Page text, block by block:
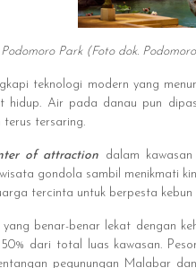
Park (Foto dok.
teknologi modern yang
Air pada danau pun
terus tersaring.
of attraction dalam
gondola sambil menikmati
tercinta untuk berpesta
benar-benar lekat dengan
dari total luas kawasan.
pegunungan Malabar